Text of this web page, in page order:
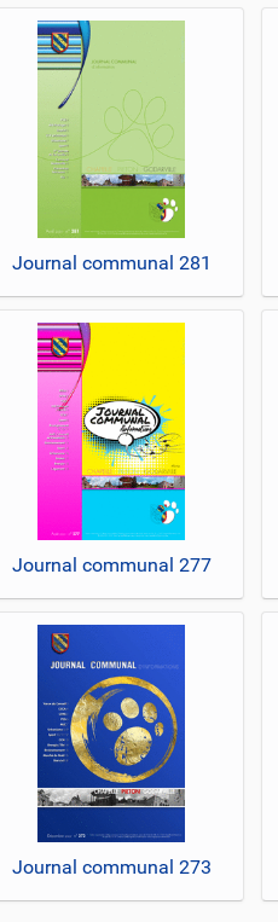
Journal communal 281
Journal communal 277
Journal communal 273